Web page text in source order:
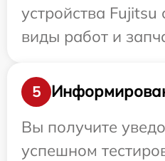
устройства Fujitsu
виды работ и
5
Вы получите
успешном